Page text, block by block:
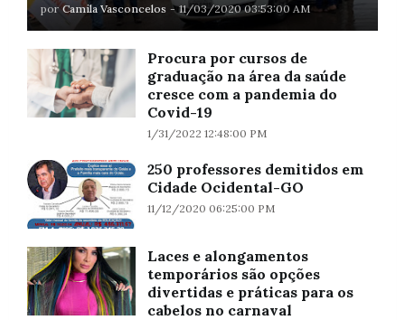
por Camila Vasconcelos - 11/03/2020 03:53:00 AM
Procura por cursos de
graduação na área da saúde
cresce com a pandemia do
Covid-19
1/31/2022 12:48:00 PM
250 professores demitidos em
Cidade Ocidental-GO
11/12/2020 06:25:00 PM
Laces e alongamentos
temporários são opções
divertidas e práticas para os
cabelos no carnaval